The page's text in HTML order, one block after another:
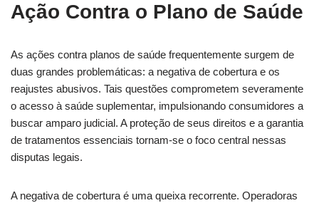
Ação Contra o Plano de Saúde
As ações contra planos de saúde frequentemente surgem de
duas grandes problemáticas: a negativa de cobertura e os
reajustes abusivos. Tais questões comprometem severamente
o acesso à saúde suplementar, impulsionando consumidores a
buscar amparo judicial. A proteção de seus direitos e a garantia
de tratamentos essenciais tornam-se o foco central nessas
disputas legais.
A negativa de cobertura é uma queixa recorrente. Operadoras